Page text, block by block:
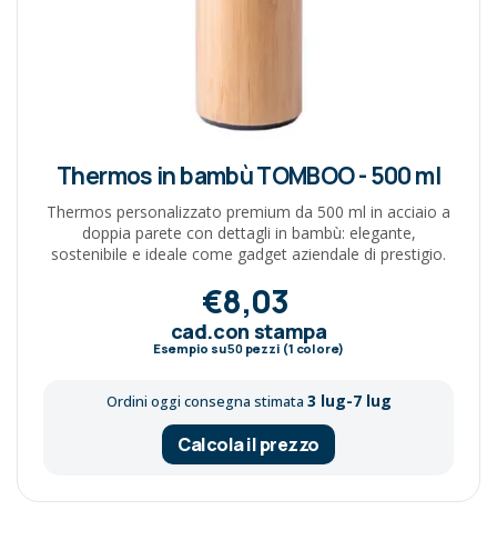
Thermos in bambù TOMBOO - 500 ml
Thermos personalizzato premium da 500 ml in acciaio a
doppia parete con dettagli in bambù: elegante,
sostenibile e ideale come gadget aziendale di prestigio.
€8,03
cad.con stampa
Esempio su50pezzi (1 colore)
Ordini oggi consegna stimata 3 lug-7 lug
Calcola il prezzo